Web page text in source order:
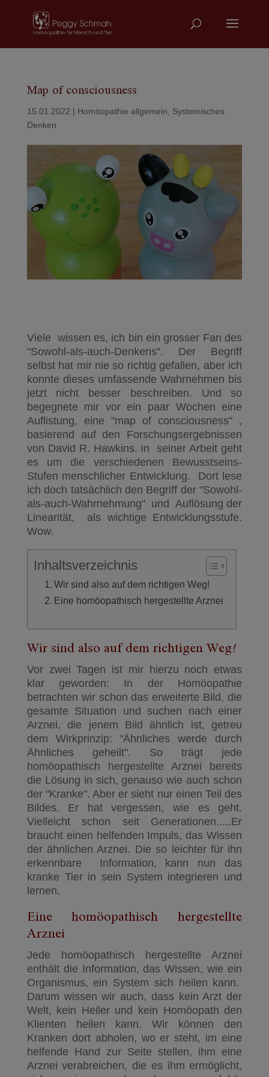
Map of consciousness
15.01.2022 | Homöopathie allgemein
Systemisches
Denken
Viele wissen es, ich bin ein grosser Fan des
"Sowohl-als-auch-Denkens". Der Begriff
selbst hat mir nie so richtig gefallen, aber ich
konnte dieses umfassende Wahrnehmen bis
jetzt nicht besser beschreiben. Und so
begegnete mir vor ein paar Wochen eine
Auflistung, eine "map of consciousness" ,
basierend auf den Forschungsergebnissen
von David R. Hawkins. In seiner Arbeit geht
es um die verschiedenen Bewusstseins-
Stufen menschlicher Entwicklung. Dort lese
ich doch tatsächlich den Begriff der "Sowohl-
als-auch-Wahrnehmung" und Auflösung der
Linearität, als wichtige Entwicklungsstufe.
Wow.
Inhaltsverzeichnis
Wir sind also auf dem richtigen Weg!
Eine homöopathisch hergestellte Arznei
Wir sind also auf dem richtigen Weg!
Vor zwei Tagen ist mir hierzu noch etwas
klar geworden: In der Homöopathie
betrachten wir schon das erweiterte Bild, die
gesamte Situation und suchen nach einer
Arznei, die jenem Bild ähnlich ist, getreu
dem Wirkprinzip: "Ähnliches werde durch
Ähnliches geheilt". So trägt jede
homöopathisch hergestellte Arznei bereits
die Lösung in sich, genauso wie auch schon
der "Kranke". Aber er sieht nur einen Teil des
Bildes. Er hat vergessen, wie es geht.
Vielleicht schon seit Generationen.....Er
braucht einen helfenden Impuls, das Wissen
der ähnlichen Arznei. Die so leichter für ihn
erkennbare Information, kann nun das
kranke Tier in sein System integrieren und
lernen.
Eine homöopathisch hergestellte
Arznei
Jede homöopathisch hergestellte Arznei
enthält die Information, das Wissen, wie ein
Organismus, ein System sich heilen kann.
Darum wissen wir auch, dass kein Arzt der
Welt, kein Heiler und kein Homöopath den
Klienten heilen kann. Wir können den
Kranken dort abholen, wo er steht, im eine
helfende Hand zur Seite stellen, ihm eine
Arznei verabreichen, die es ihm ermöglicht,